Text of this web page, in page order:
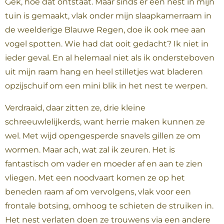
tuin is gemaakt, vlak onder mijn slaapkamerraam in
de weelderige Blauwe Regen, doe ik ook mee aan
vogel spotten. Wie had dat ooit gedacht? Ik niet in
ieder geval. En al helemaal niet als ik ondersteboven
uit mijn raam hang en heel stilletjes wat bladeren
opzijschuif om een mini blik in het nest te werpen.
Verdraaid, daar zitten ze, drie kleine
schreeuwlelijkerds, want herrie maken kunnen ze
wel. Met wijd opengesperde snavels gillen ze om
wormen. Maar ach, wat zal ik zeuren. Het is
fantastisch om vader en moeder af en aan te zien
vliegen. Met een noodvaart komen ze op het
beneden raam af om vervolgens, vlak voor een
frontale botsing, omhoog te schieten de struiken in.
Het nest verlaten doen ze trouwens via een andere